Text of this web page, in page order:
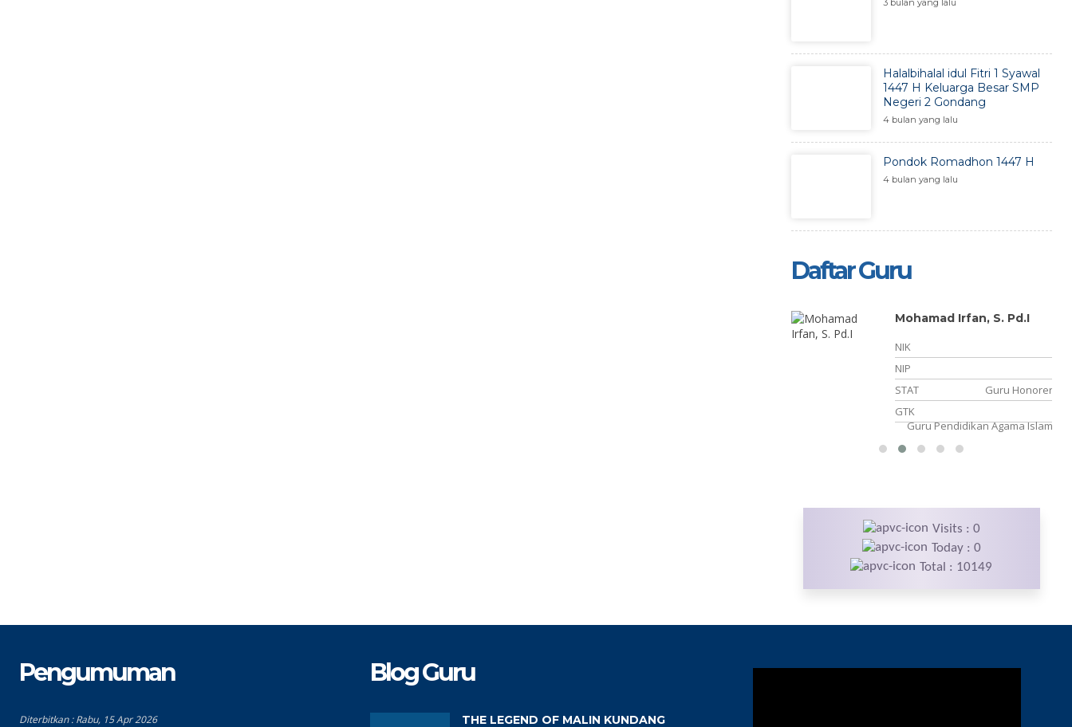
3 bulan yang lalu
Halalbihalal idul Fitri 1 Syawal
1447 H Keluarga Besar SMP
Negeri 2 Gondang
4 bulan yang lalu
Pondok Romadhon 1447 H
4 bulan yang lalu
Daftar Guru
Mohamad Irfan, S. Pd.I
NIK
NIP
STAT
Guru Honorer
GTK
Guru Pendidikan Agama Islam
Visits : 0
Today : 0
Total : 10149
Pengumuman
Diterbitkan :Rabu, 15 Apr 2026
Blog Guru
THE LEGEND OF MALIN KUNDANG